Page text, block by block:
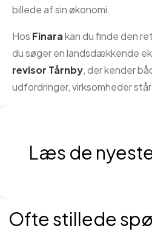
billede af sin økonomi.
Hos Finarakan du finde den
du søger en landsdækkende
revisor Tårnby, der kender
udfordringer, virksomheder
Læs de
Ofte stillede